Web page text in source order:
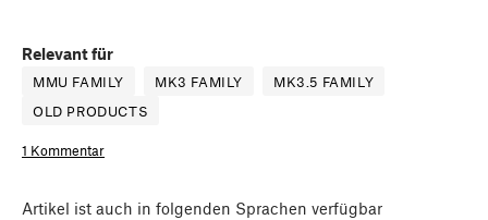
Relevant für
MMU FAMILY MK3 FAMILY
MK3.5 FAMILY
OLD PRODUCTS
1 Kommentar
Artikel ist auch in folgenden Sprachen verfügbar